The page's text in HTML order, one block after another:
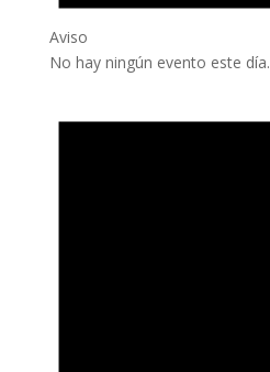
Aviso
No hay ningún evento este día.